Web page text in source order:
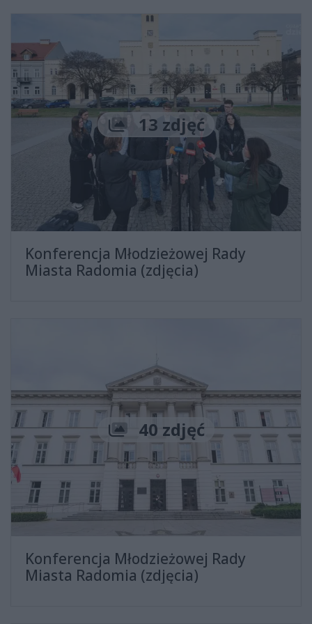
Liczba zdjęć
13 zdjęć
Konferencja Młodzieżowej Rady
Miasta Radomia (zdjęcia)
Liczba zdjęć
40 zdjęć
Konferencja Młodzieżowej Rady
Miasta Radomia (zdjęcia)